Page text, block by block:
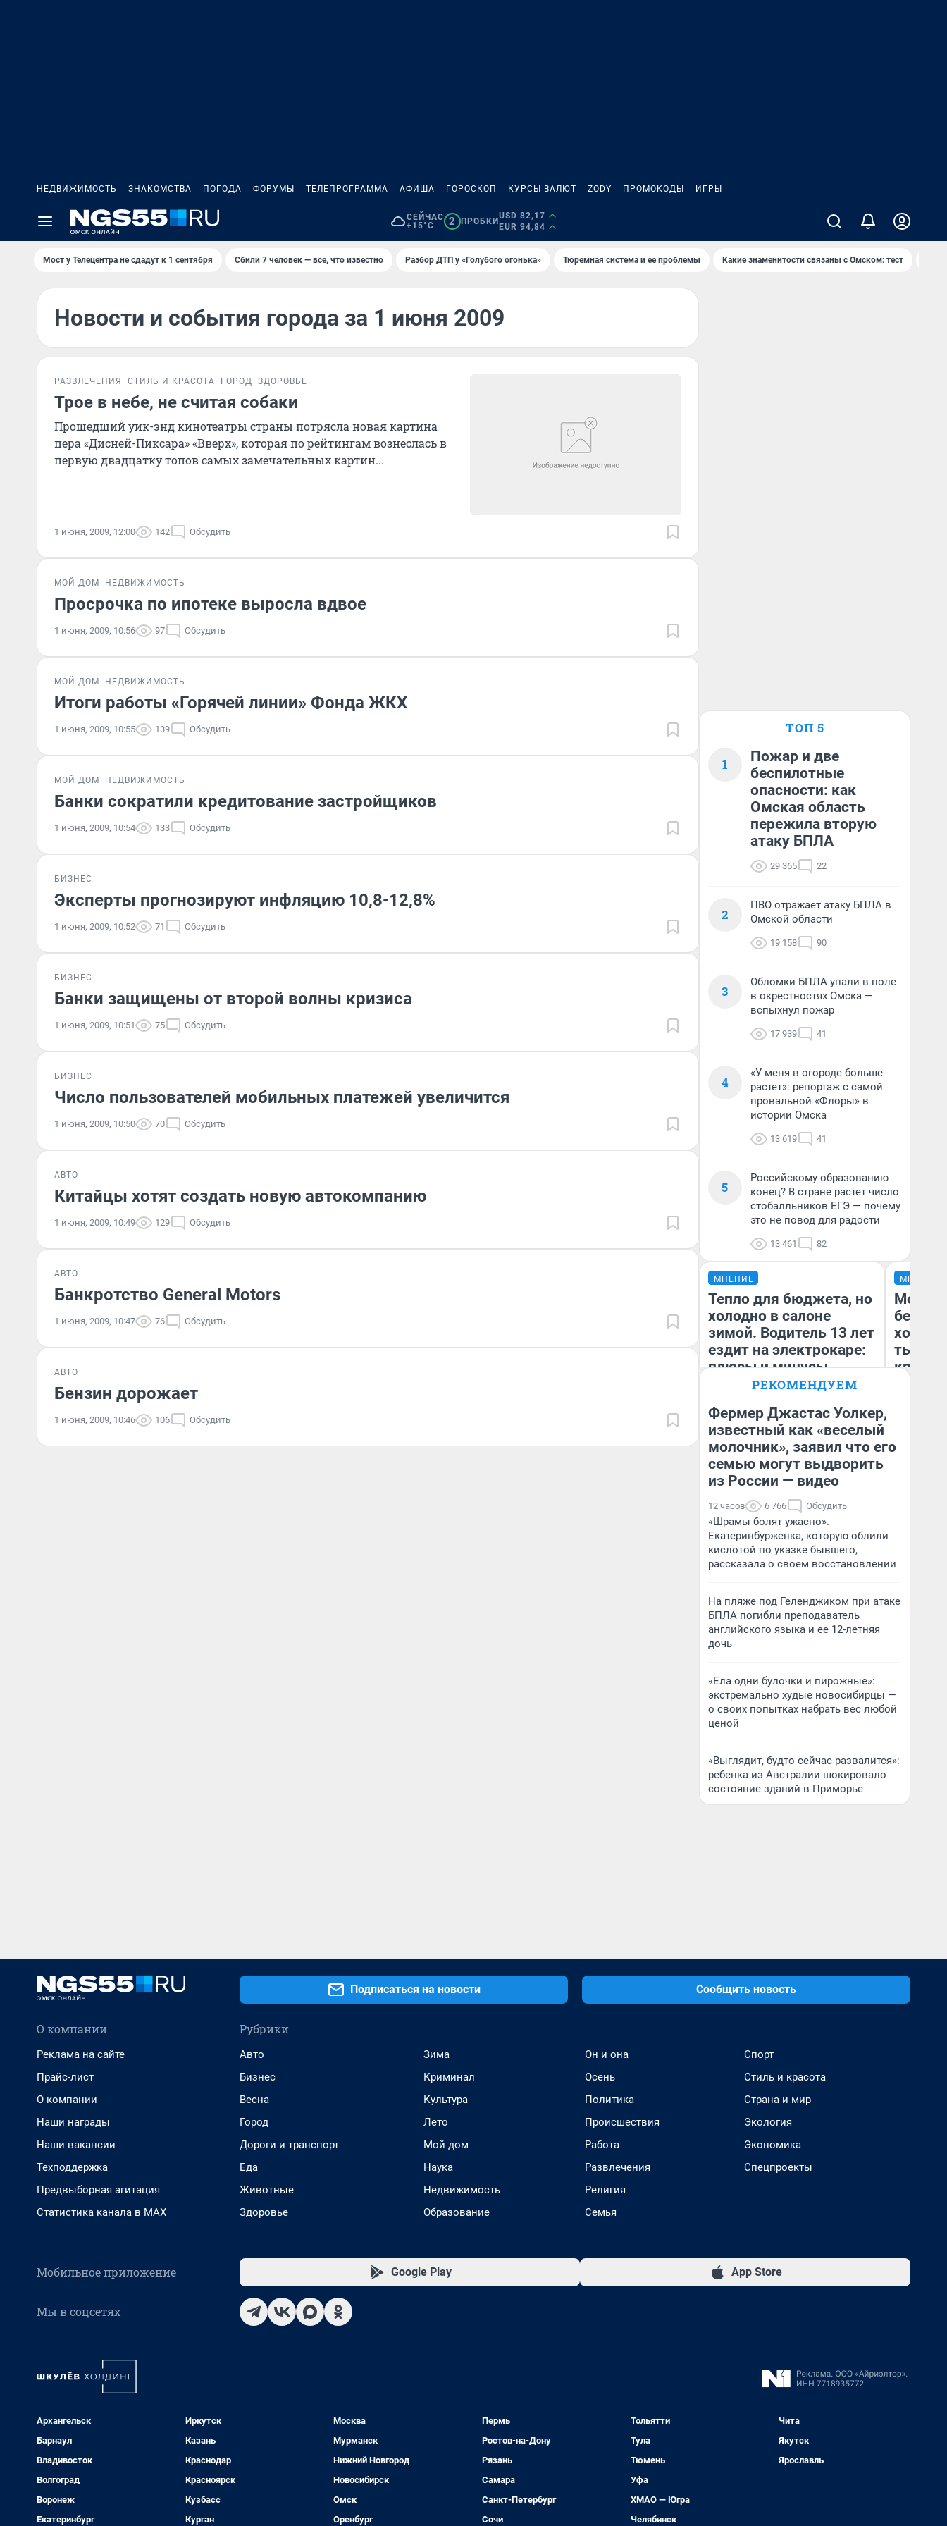
НЕДВИЖИМОСТЬ ЗНАКОМСТВА ПОГОДА ФОРУМЫ ТЕЛЕПРОГРАММА АФИША ГОРОСКОП КУРСЫ ВАЛЮТ ZODY ПРОМОКОДЫ ИГРЫ
СЕЙЧАС
+15°C
2 ПРОБКИ
USD 82,17
EUR 94,84
Мост у Телецентра не сдадут к 1 сентября Сбили 7 человек — все, что известно Разбор ДТП у «Голубого огонька» Тюремная система и ее проблемы Какие знаменитости связаны с Омском: тест
Новости и события города за 1 июня 2009
РАЗВЛЕЧЕНИЯ СТИЛЬ И КРАСОТА ГОРОД ЗДОРОВЬЕ
Трое в небе, не считая собаки
Прошедший уик-энд кинотеатры страны потрясла новая картина
пера «Дисней-Пиксара» «Вверх», которая по рейтингам вознеслась в
первую двадцатку топов самых замечательных картин...
1 июня, 2009, 12:00 142 Обсудить
МОЙ ДОМ НЕДВИЖИМОСТЬ
Просрочка по ипотеке выросла вдвое
1 июня, 2009, 10:56 97 Обсудить
МОЙ ДОМ НЕДВИЖИМОСТЬ
Итоги работы «Горячей линии» Фонда ЖКХ
1 июня, 2009, 10:55 139 Обсудить
МОЙ ДОМ НЕДВИЖИМОСТЬ
Банки сократили кредитование застройщиков
1 июня, 2009, 10:54 133 Обсудить
БИЗНЕС
Эксперты прогнозируют инфляцию 10,8-12,8%
1 июня, 2009, 10:52 71 Обсудить
БИЗНЕС
Банки защищены от второй волны кризиса
1 июня, 2009, 10:51 75 Обсудить
БИЗНЕС
Число пользователей мобильных платежей увеличится
1 июня, 2009, 10:50 70 Обсудить
АВТО
Китайцы хотят создать новую автокомпанию
1 июня, 2009, 10:49 129 Обсудить
АВТО
Банкротство General Motors
1 июня, 2009, 10:47 76 Обсудить
АВТО
Бензин дорожает
1 июня, 2009, 10:46 106 Обсудить
ТОП 5
1
Пожар и две
беспилотные
опасности: как
Омская область
пережила вторую
атаку БПЛА
29 365 22
2
ПВО отражает атаку БПЛА в
Омской области
19 158 90
3
Обломки БПЛА упали в поле
в окрестностях Омска —
вспыхнул пожар
17 939 41
4
«У меня в огороде больше
растет»: репортаж с самой
провальной «Флоры» в
истории Омска
13 619 41
5
Российскому образованию
конец? В стране растет число
стобалльников ЕГЭ — почему
это не повод для радости
13 461 82
МНЕНИЕ
Тепло для бюджета, но
холодно в салоне
зимой. Водитель 13 лет
ездит на электрокаре:
плюсы и минусы
Денис Дедюхин
МНЕНИЕ
Мой
хотела
тысяч,
РЕКОМЕНДУЕМ
Фермер Джастас Уолкер,
известный как «веселый
молочник», заявил что его
семью могут выдворить
из России — видео
12 часов 6 766 Обсудить
«Шрамы болят ужасно».
Екатеринбурженка, которую облили
кислотой по указке бывшего,
рассказала о своем восстановлении
На пляже под Геленджиком при атаке
БПЛА погибли преподаватель
английского языка и ее 12-летняя
дочь
«Ела одни булочки и пирожные»:
экстремально худые новосибирцы —
о своих попытках набрать вес любой
ценой
«Выглядит, будто сейчас развалится»:
ребенка из Австралии шокировало
состояние зданий в Приморье
Подписаться на новости Сообщить новость
О компании
Реклама на сайте
Прайс-лист
О компании
Наши награды
Наши вакансии
Техподдержка
Предвыборная агитация
Статистика канала в MAX
Рубрики
Авто
Бизнес
Весна
Город
Дороги и транспорт
Еда
Животные
Здоровье
Зима
Криминал
Культура
Лето
Мой дом
Наука
Недвижимость
Образование
Он и она
Осень
Политика
Происшествия
Работа
Развлечения
Религия
Семья
Спорт
Стиль и красота
Страна и мир
Экология
Экономика
Спецпроекты
Мобильное приложение Google Play App Store
Мы в соцсетях
Архангельск
Барнаул
Владивосток
Волгоград
Воронеж
Екатеринбург
Иркутск
Казань
Краснодар
Красноярск
Кузбасс
Курган
Москва
Мурманск
Нижний Новгород
Новосибирск
Омск
Оренбург
Пермь
Ростов-на-Дону
Рязань
Самара
Санкт-Петербург
Сочи
Тольятти
Тула
Тюмень
Уфа
ХМАО — Югра
Челябинск
Чита
Якутск
Ярославль